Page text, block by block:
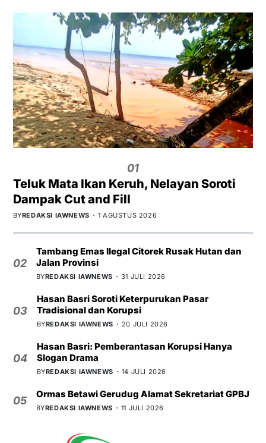
01
Teluk Mata Ikan Keruh, Nelayan Soroti
Dampak Cut and Fill
BYREDAKSI IAWNEWS 1 AGUSTUS 2026
02
Tambang Emas Ilegal Citorek Rusak Hutan dan
Jalan Provinsi
BYREDAKSI IAWNEWS 31 JULI 2026
03
Hasan Basri Soroti Keterpurukan Pasar
Tradisional dan Korupsi
BYREDAKSI IAWNEWS 20 JULI 2026
04
Hasan Basri: Pemberantasan Korupsi Hanya
Slogan Drama
BYREDAKSI IAWNEWS 14 JULI 2026
05
Ormas Betawi Gerudug Alamat Sekretariat GPBJ
BYREDAKSI IAWNEWS 11 JULI 2026